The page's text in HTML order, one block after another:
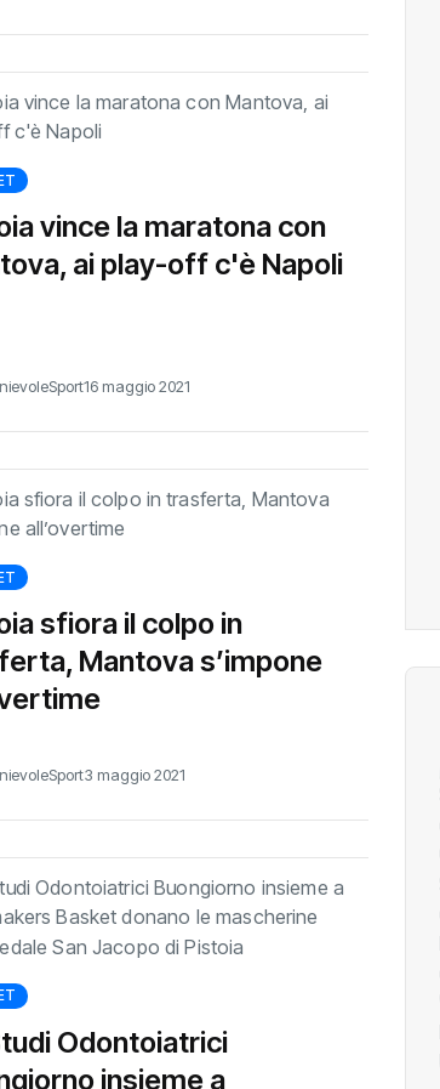
vince la maratona con
ai play-off c'è Napoli
16 maggio 2021
sfiora il colpo in
Mantova s’impone
3 maggio 2021
Odontoiatrici
insieme a